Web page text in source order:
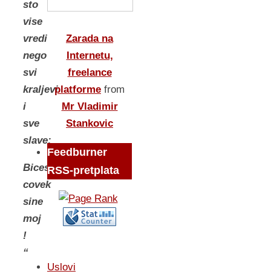
sto
vise
vredi
nego
svi
kraljevi
i
sve
slave;
Bices
covek
sine
moj
!
“
Zarada na
Internetu,
freelance
platforme from
Mr Vladimir
Stankovic
Feedburner
RSS-pretplata
Uslovi